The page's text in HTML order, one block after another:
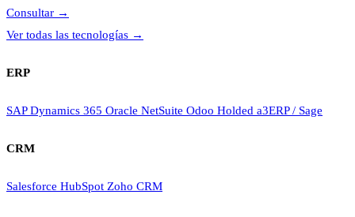
Consultar →
Ver todas las tecnologías →
ERP
SAPDynamics 365 Oracle NetSuite Odoo Holded a3ERP / Sage
CRM
Salesforce HubSpot Zoho CRM